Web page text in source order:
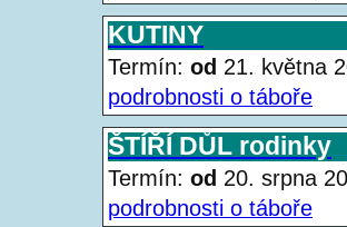
KUTINY
Termín: od 21. května
podrobnosti o táboře
ŠTÍŘÍ DŮL rodinky
Termín: od 20. srpna
podrobnosti o táboře